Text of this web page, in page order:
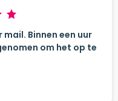
Binnen een uur
om het op te